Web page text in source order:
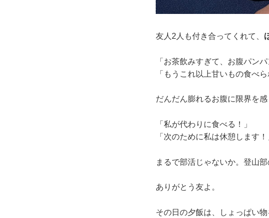
友人2人も付き合ってくれて、
「お茶飲みすぎて、お腹パンパ
「もうこれ以上甘いもの食べら
だんだん膨れるお腹に限界を
「私が代わりに食べる！」
「次のために私は休憩します！
まるで部活じゃないか。登山
ありがとう友よ。
その日の夕飯は、しょっぱい物